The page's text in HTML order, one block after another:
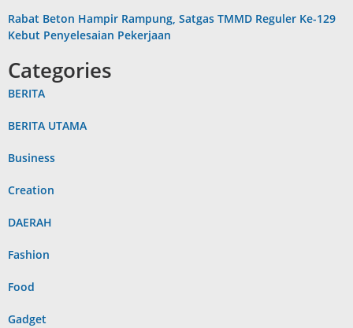
Rabat Beton Hampir Rampung, Satgas TMMD Reguler Ke-129
Kebut Penyelesaian Pekerjaan
Categories
BERITA
BERITA UTAMA
Business
Creation
DAERAH
Fashion
Food
Gadget